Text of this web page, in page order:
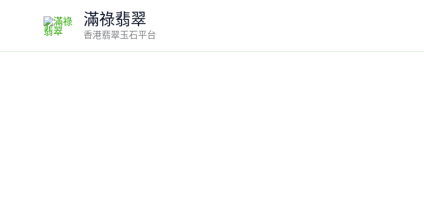
滿祿翡翠
香港翡翠玉石平台